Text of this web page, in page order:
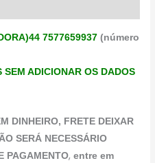
7577659937 (número
SEM ADICIONAR OS DADOS
DINHEIRO, FRETE DEIXAR
SERÁ NECESSÁRIO
PAGAMENTO,entre em